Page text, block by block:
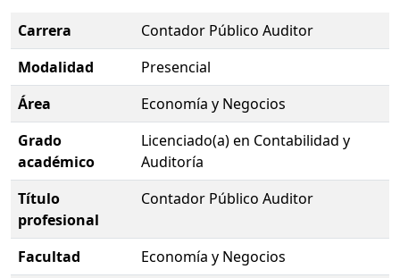
Carrera
Contador Público Auditor
Modalidad
Presencial
Área
Economía y Negocios
Grado
académico
Licenciado(a) en Contabilidad y
Auditoría
Título
profesional
Contador Público Auditor
Facultad Economía y Negocios